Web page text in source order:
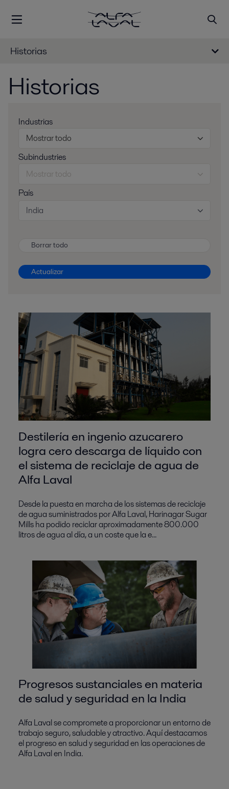
Historias
Historias
Industrias
Mostrar todo
Subindustries
Mostrar todo
País
India
Borrar todo
Actualizar
Destilería en ingenio azucarero
logra cero descarga de líquido con
el sistema de reciclaje de agua de
Alfa Laval
Desde la puesta en marcha de los sistemas de reciclaje
de agua suministrados por Alfa Laval, Harinagar Sugar
Mills ha podido reciclar aproximadamente 800.000
litros de agua al día, a un coste que la e...
Progresos sustanciales en materia
de salud y seguridad en la India
Alfa Laval se compromete a proporcionar un entorno de
trabajo seguro, saludable y atractivo. Aquí destacamos
el progreso en salud y seguridad en las operaciones de
Alfa Laval en India.